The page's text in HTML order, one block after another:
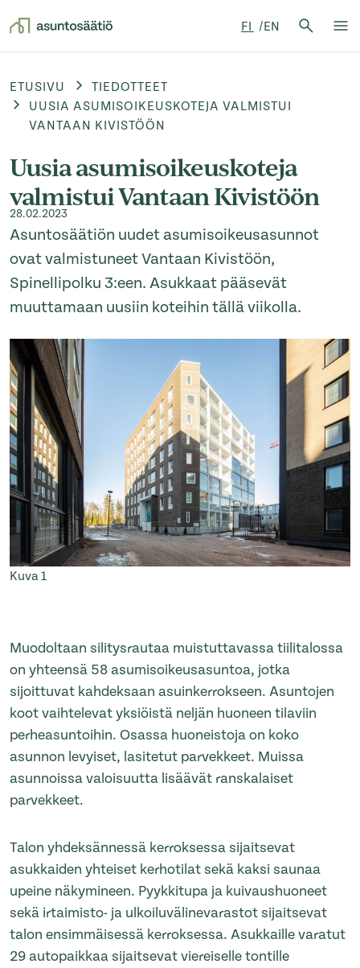
FI EN
Hae:
ETUSIVU
TIEDOTTEET
UUSIA ASUMISOIKEUSKOTEJA VALMISTUI
VANTAAN KIVISTÖÖN
Uusia asumisoikeuskoteja
valmistui Vantaan Kivistöön
28.02.2023
Asuntosäätiön uudet asumisoikeusasunnot
ovat valmistuneet Vantaan Kivistöön,
Spinellipolku 3:een. Asukkaat pääsevät
muuttamaan uusiin koteihin tällä viikolla.
Kuva 1
Muodoltaan silitysrautaa muistuttavassa tiilitalossa
on yhteensä 58 asumisoikeusasuntoa, jotka
sijoittuvat kahdeksaan asuinkerrokseen. Asuntojen
koot vaihtelevat yksiöistä neljän huoneen tilaviin
perheasuntoihin. Osassa huoneistoja on koko
asunnon levyiset, lasitetut parvekkeet. Muissa
asunnoissa valoisuutta lisäävät ranskalaiset
parvekkeet.
Talon yhdeksännessä kerroksessa sijaitsevat
asukkaiden yhteiset kerhotilat sekä kaksi saunaa
upeine näkymineen. Pyykkitupa ja kuivaushuoneet
sekä irtaimisto- ja ulkoiluvälinevarastot sijaitsevat
talon ensimmäisessä kerroksessa. Asukkaille varatut
29 autopaikkaa sijaitsevat viereiselle tontille